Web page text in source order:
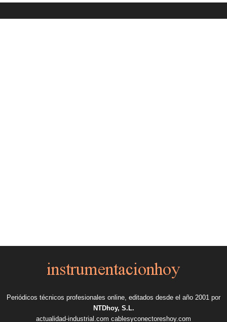
Periódicos técnicos profesionales online, editados desde el año 2001 por
NTDhoy, S.L.
actualidad-industrial.com cablesyconectoreshoy.com